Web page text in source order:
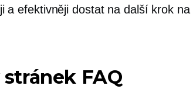
a efektivněji dostat na další krok
FAQ